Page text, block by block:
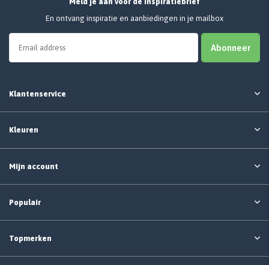
En ontvang inspiratie en aanbiedingen in je mailbox
Abonneer
Klantenservice
Kleuren
Mijn account
Populair
Topmerken